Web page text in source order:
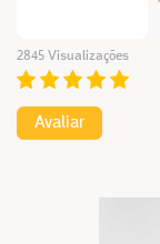
2845 Visualizações
Avaliar